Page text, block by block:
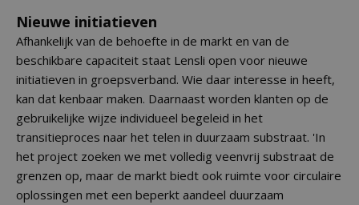
Nieuwe initiatieven
Afhankelijk van de behoefte in de markt en van de
beschikbare capaciteit staat Lensli open voor nieuwe
initiatieven in groepsverband. Wie daar interesse in heeft,
kan dat kenbaar maken. Daarnaast worden klanten op de
gebruikelijke wijze individueel begeleid in het
transitieproces naar het telen in duurzaam substraat. 'In
het project zoeken we met volledig veenvrij substraat de
grenzen op, maar de markt biedt ook ruimte voor circulaire
oplossingen met een beperkt aandeel duurzaam